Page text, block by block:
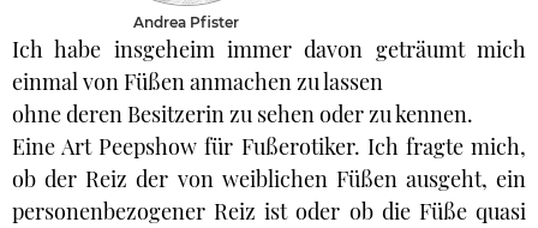
Andrea Pfister
Ich habe insgeheim immer davon geträumt mich
einmal von Füßen anmachen zu lassen
ohne deren Besitzerin zu sehen oder zu kennen.
Eine Art Peepshow für Fußerotiker. Ich fragte mich,
ob der Reiz der von weiblichen Füßen ausgeht, ein
personenbezogener Reiz ist oder ob die Füße quasi